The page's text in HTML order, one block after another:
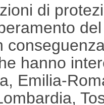
di
hanno
Emilia-